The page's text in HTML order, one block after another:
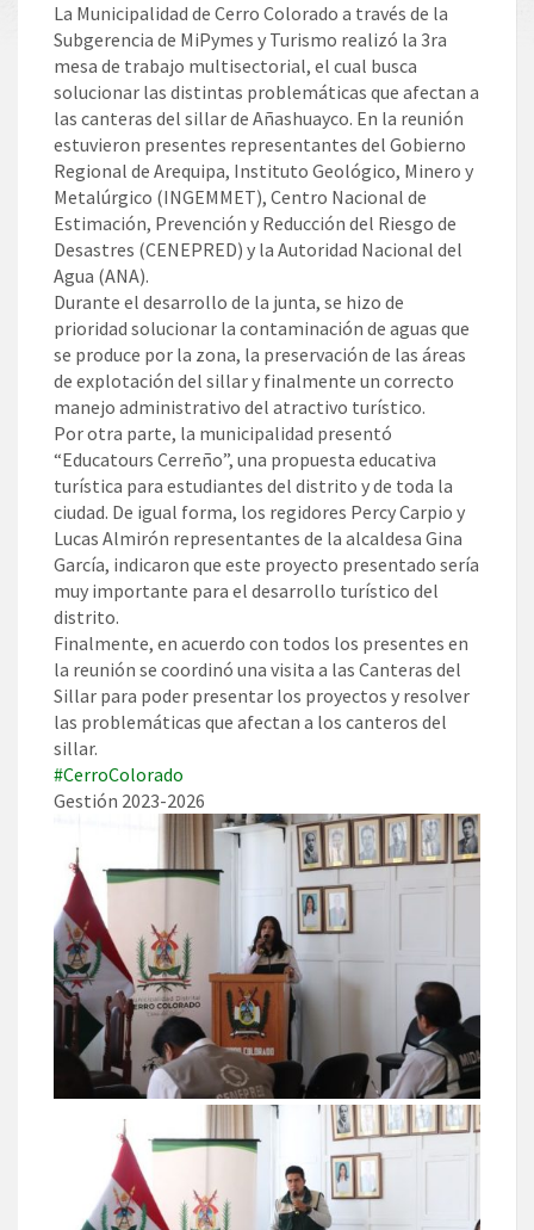
La Municipalidad de Cerro Colorado a través de la
Subgerencia de MiPymes y Turismo realizó la 3ra
mesa de trabajo multisectorial, el cual busca
solucionar las distintas problemáticas que afectan a
las canteras del sillar de Añashuayco. En la reunión
estuvieron presentes representantes del Gobierno
Regional de Arequipa, Instituto Geológico, Minero y
Metalúrgico (INGEMMET), Centro Nacional de
Estimación, Prevención y Reducción del Riesgo de
Desastres (CENEPRED) y la Autoridad Nacional del
Agua (ANA).
Durante el desarrollo de la junta, se hizo de
prioridad solucionar la contaminación de aguas que
se produce por la zona, la preservación de las áreas
de explotación del sillar y finalmente un correcto
manejo administrativo del atractivo turístico.
Por otra parte, la municipalidad presentó
“Educatours Cerreño”, una propuesta educativa
turística para estudiantes del distrito y de toda la
ciudad. De igual forma, los regidores Percy Carpio y
Lucas Almirón representantes de la alcaldesa Gina
García, indicaron que este proyecto presentado sería
muy importante para el desarrollo turístico del
distrito.
Finalmente, en acuerdo con todos los presentes en
la reunión se coordinó una visita a las Canteras del
Sillar para poder presentar los proyectos y resolver
las problemáticas que afectan a los canteros del
sillar.
#CerroColorado
Gestión 2023-2026